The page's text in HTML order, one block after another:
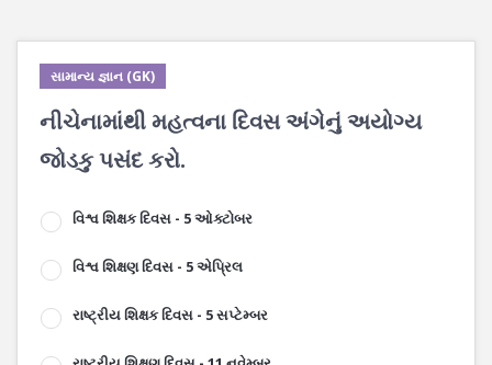
સામાન્ય જ્ઞાન (GK)
નીચેનામાંથી મહત્વના દિવસ અંગેનું અયોગ્ય
જોડકુ પસંદ કરો.
વિશ્વ શિક્ષક દિવસ - 5 ઓક્ટોબર
વિશ્વ શિક્ષણ દિવસ - 5 એપ્રિલ
રાષ્ટ્રીય શિક્ષક દિવસ - 5 સપ્ટેમ્બર